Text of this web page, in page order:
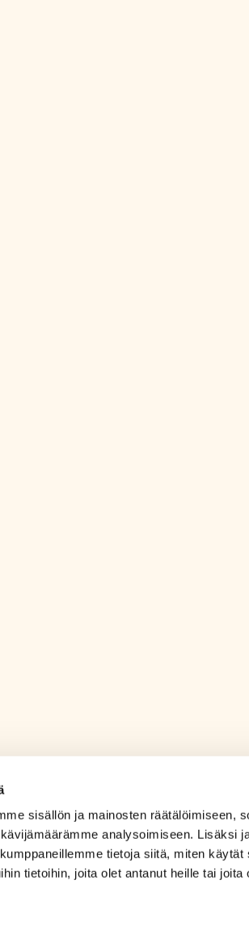
sisällön ja mainosten räätälöimiseen,
analysoimiseen. Lisäksi
tietoja siitä, miten
tietoihin, joita olet antanut heille tai